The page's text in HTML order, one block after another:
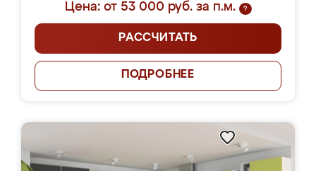
Цена: от 53 000 руб. за п.м.
?
РАССЧИТАТЬ
ПОДРОБНЕЕ